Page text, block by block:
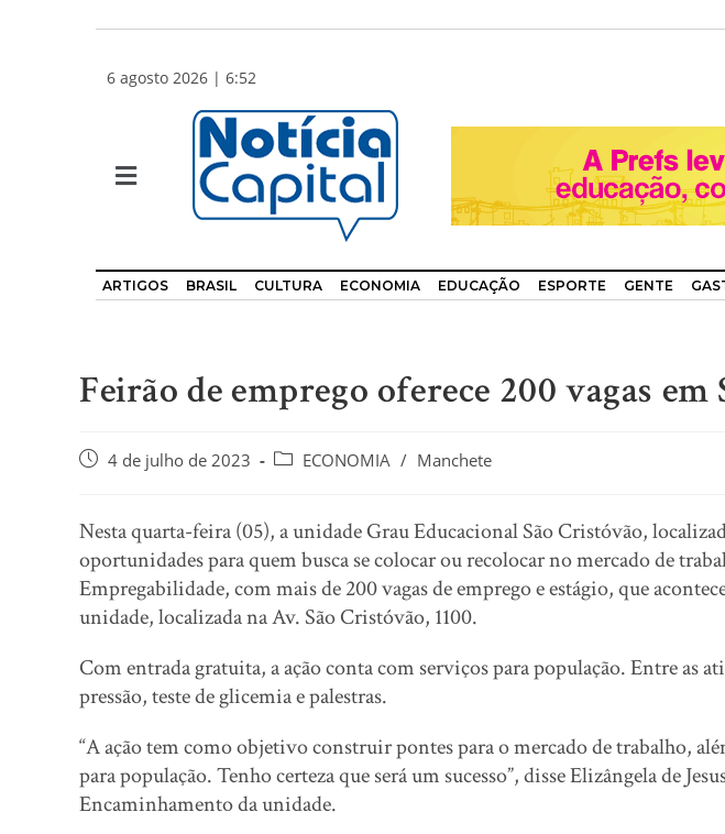
6 agosto 2026 | 6:52
ARTIGOS BRASIL CULTURA ECONOMIA EDUCAÇÃO ESPORTE GENTE
Feirão de emprego oferece 200 vagas
4 de julho de 2023 ECONOMIA / Manchete
Nesta quarta-feira (05), a unidade Grau Educacional São Cristóvão,
oportunidades para quem busca se colocar ou recolocar no mercado de
Empregabilidade, com mais de 200 vagas de emprego e estágio, que
unidade, localizada na Av. São Cristóvão, 1100.
Com entrada gratuita, a ação conta com serviços para população. Entre as
pressão, teste de glicemia e palestras.
“A ação tem como objetivo construir pontes para o mercado de trabalho,
para população. Tenho certeza que será um sucesso”, disse Elizângela de
Encaminhamento da unidade.